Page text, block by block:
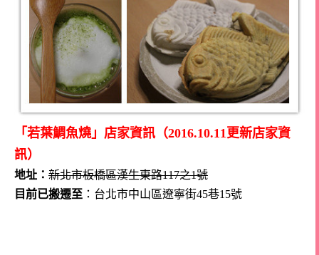
「若葉鯛魚燒」店家資訊（2016.10.11更新店家資
訊）
地址： 新北市板橋區漢生東路117之1號
目前已搬遷至 ：台北市中山區遼寧街45巷15號